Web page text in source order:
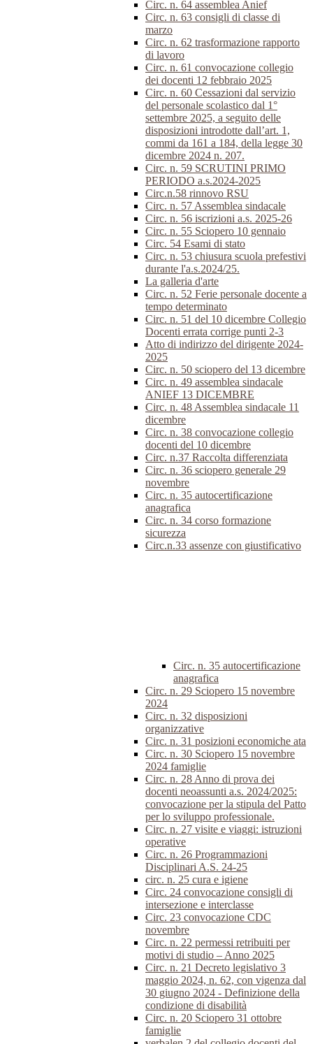
Circ. n. 64 assemblea Anief
Circ. n. 63 consigli di classe di
marzo
Circ. n. 62 trasformazione rapporto
di lavoro
Circ. n. 61 convocazione collegio
dei docenti 12 febbraio 2025
Circ. n. 60 Cessazioni dal servizio
del personale scolastico dal 1°
settembre 2025, a seguito delle
disposizioni introdotte dall’art. 1,
commi da 161 a 184, della legge 30
dicembre 2024 n. 207.
Circ. n. 59 SCRUTINI PRIMO
PERIODO a.s.2024-2025
Circ.n.58 rinnovo RSU
Circ. n. 57 Assemblea sindacale
Circ. n. 56 iscrizioni a.s. 2025-26
Circ. n. 55 Sciopero 10 gennaio
Circ. 54 Esami di stato
Circ. n. 53 chiusura scuola prefestivi
durante l'a.s.2024/25.
La galleria d'arte
Circ. n. 52 Ferie personale docente a
tempo determinato
Circ. n. 51 del 10 dicembre Collegio
Docenti errata corrige punti 2-3
Atto di indirizzo del dirigente 2024-
2025
Circ. n. 50 sciopero del 13 dicembre
Circ. n. 49 assemblea sindacale
ANIEF 13 DICEMBRE
Circ. n. 48 Assemblea sindacale 11
dicembre
Circ. n. 38 convocazione collegio
docenti del 10 dicembre
Circ. n.37 Raccolta differenziata
Circ. n. 36 sciopero generale 29
novembre
Circ. n. 35 autocertificazione
anagrafica
Circ. n. 34 corso formazione
sicurezza
Circ.n.33 assenze con giustificativo
Circ. n. 35 autocertificazione
anagrafica
Circ. n. 29 Sciopero 15 novembre
2024
Circ. n. 32 disposizioni
organizzative
Circ. n. 31 posizioni economiche ata
Circ. n. 30 Sciopero 15 novembre
2024 famiglie
Circ. n. 28 Anno di prova dei
docenti neoassunti a.s. 2024/2025:
convocazione per la stipula del Patto
per lo sviluppo professionale.
Circ. n. 27 visite e viaggi: istruzioni
operative
Circ. n. 26 Programmazioni
Disciplinari A.S. 24-25
circ. n. 25 cura e igiene
Circ. 24 convocazione consigli di
intersezione e interclasse
Circ. 23 convocazione CDC
novembre
Circ. n. 22 permessi retribuiti per
motivi di studio – Anno 2025
Circ. n. 21 Decreto legislativo 3
maggio 2024, n. 62, con vigenza dal
30 giugno 2024 - Definizione della
condizione di disabilità
Circ. n. 20 Sciopero 31 ottobre
famiglie